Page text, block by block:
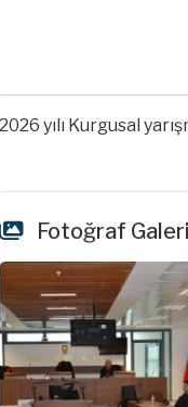
2026 yılı Kurgusal
Fotoğraf